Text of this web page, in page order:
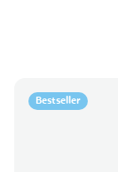
Bestseller